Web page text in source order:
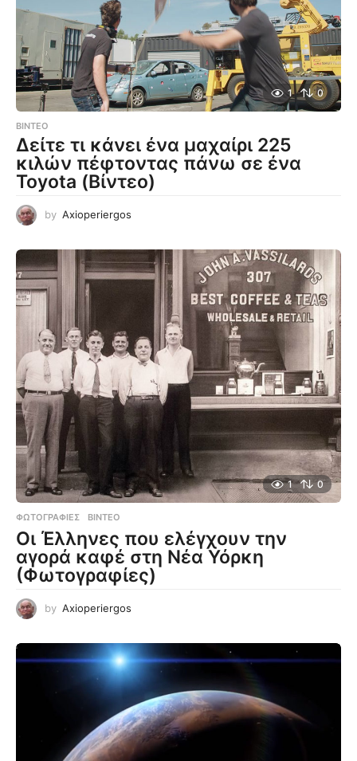
1 0
ΒΊΝΤΕΟ
Δείτε τι κάνει ένα μαχαίρι 225
κιλών πέφτοντας πάνω σε ένα
Toyota (Βίντεο)
by Axioperiergos
1 0
ΦΩΤΟΓΡΑΦΊΕΣ ,ΒΊΝΤΕΟ
Οι Έλληνες που ελέγχουν την
αγορά καφέ στη Νέα Υόρκη
(Φωτογραφίες)
by Axioperiergos